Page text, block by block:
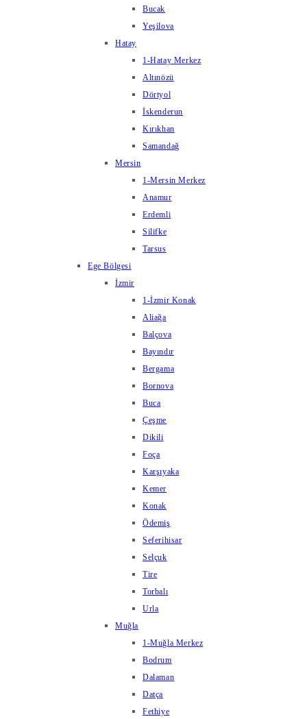
Bucak
Yeşilova
Hatay
1-Hatay Merkez
Altınözü
Dörtyol
İskenderun
Kırıkhan
Samandağ
Mersin
1-Mersin Merkez
Anamur
Erdemli
Silifke
Tarsus
Ege Bölgesi
İzmir
1-İzmir Konak
Aliağa
Balçova
Bayındır
Bergama
Bornova
Buca
Çeşme
Dikili
Foça
Karşıyaka
Kemer
Konak
Ödemiş
Seferihisar
Selçuk
Tire
Torbalı
Urla
Muğla
1-Muğla Merkez
Bodrum
Dalaman
Datça
Fethiye